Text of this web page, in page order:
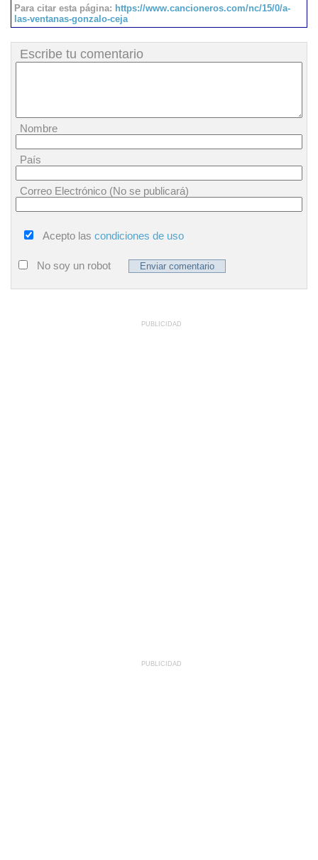
Para citar esta página: https://www.cancioneros.com/nc/15/0/a-
las-ventanas-gonzalo-ceja
Escribe tu comentario
Nombre
País
Correo Electrónico (No se publicará)
Acepto las condiciones de uso
No soy un robot
PUBLICIDAD
PUBLICIDAD